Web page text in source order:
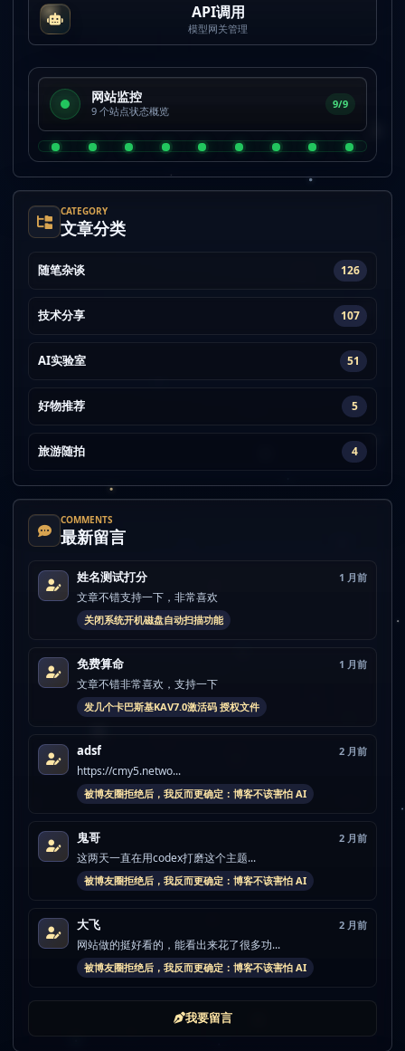
API调用
模型网关管理
网站监控
9 个站点状态概览
9/9
CATEGORY
文章分类
随笔杂谈 126
技术分享 107
AI实验室 51
好物推荐 5
旅游随拍 4
COMMENTS
最新留言
姓名测试打分 1 月前
文章不错支持一下，非常喜欢
关闭系统开机磁盘自动扫描功能
免费算命 1 月前
文章不错非常喜欢，支持一下
发几个卡巴斯基KAV7.0激活码 授权文件
adsf 2 月前
https://cmy5.netwo...
被博友圈拒绝后，我反而更确定：博客不该害怕 AI
鬼哥 2 月前
这两天一直在用codex打磨这个主题...
被博友圈拒绝后，我反而更确定：博客不该害怕 AI
大飞 2 月前
网站做的挺好看的，能看出来花了很多功...
被博友圈拒绝后，我反而更确定：博客不该害怕 AI
我要留言